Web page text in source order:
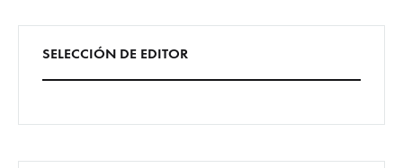
SELECCIÓN DE EDITOR